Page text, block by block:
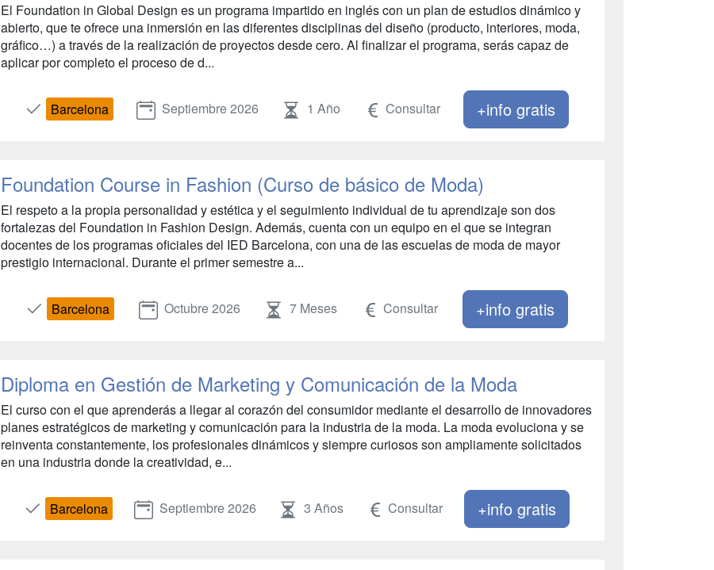
El Foundation in Global Design es un programa impartido en inglés con un plan de estudios dinámico y
abierto, que te ofrece una inmersión en las diferentes disciplinas del diseño (producto, interiores, moda,
gráfico…) a través de la realización de proyectos desde cero. Al finalizar el programa, serás capaz de
aplicar por completo el proceso de d...
Barcelona Septiembre 2026 1 Año Consultar +info gratis
Foundation Course in Fashion (Curso de básico de Moda)
El respeto a la propia personalidad y estética y el seguimiento individual de tu aprendizaje son dos
fortalezas del Foundation in Fashion Design. Además, cuenta con un equipo en el que se integran
docentes de los programas oficiales del IED Barcelona, con una de las escuelas de moda de mayor
prestigio internacional. Durante el primer semestre a...
Barcelona Octubre 2026 7 Meses Consultar +info gratis
Diploma en Gestión de Marketing y Comunicación de la Moda
El curso con el que aprenderás a llegar al corazón del consumidor mediante el desarrollo de innovadores
planes estratégicos de marketing y comunicación para la industria de la moda. La moda evoluciona y se
reinventa constantemente, los profesionales dinámicos y siempre curiosos son ampliamente solicitados
en una industria donde la creatividad, e...
Barcelona Septiembre 2026 3 Años Consultar +info gratis